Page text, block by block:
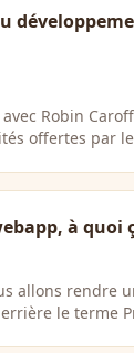
Robin
offertes par
à quoi
allons rendre
le terme